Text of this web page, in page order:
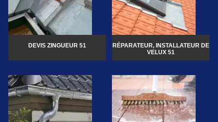
DEVIS ZINGUEUR 51
RÉPARATEUR, INSTALLATEUR DE
VELUX 51